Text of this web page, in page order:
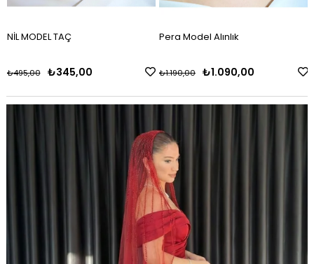
NİL MODEL TAÇ
₺345,00
₺495,00
Pera Model Alınlık
₺1.090,00
₺1.190,00